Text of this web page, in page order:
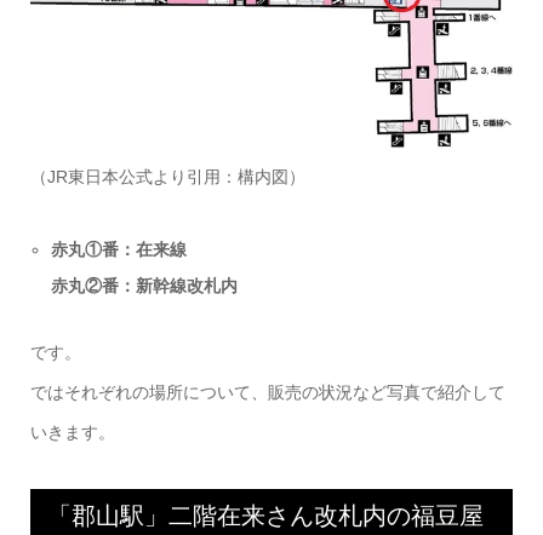
（JR東日本公式より引用：構内図）
赤丸①番：在来線
赤丸②番：新幹線改札内
です。
ではそれぞれの場所について、販売の状況など写真で紹介して
いきます。
「郡山駅」二階在来さん改札内の福豆屋